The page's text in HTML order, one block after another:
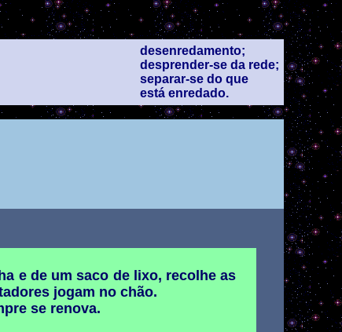
desenredamento;
desprender-se da rede;
separar-se do que
está enredado.
e de um saco de lixo, recolhe as
jogam no chão.
se renova.